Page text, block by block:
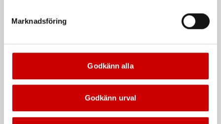
Marknadsföring
Godkänn alla
Godkänn urval
Dispenserbox med 100 st.
Kampanj Kampanj